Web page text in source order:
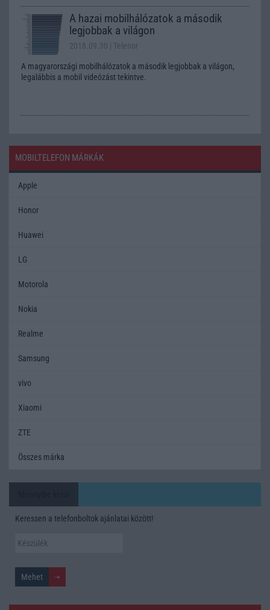
A hazai mobilhálózatok a második
legjobbak a világon
2018.09.30 | Telenor
A magyarországi mobilhálózatok a második legjobbak a világon,
legalábbis a mobil videózást tekintve.
MOBILTELEFON MÁRKÁK
Apple
Honor
Huawei
LG
Motorola
Nokia
Realme
Samsung
vivo
Xiaomi
ZTE
Összes márka
Keressen a telefonboltok ajánlatai között!